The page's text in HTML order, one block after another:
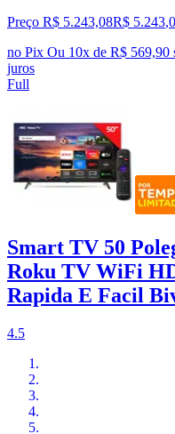
Preço R$ 5.243,08R$ 5.243,
no Pix Ou 10x de R$ 569,90
juros
Full
Smart TV 50
Roku TV WiFi
Rapida E Facil
4.5